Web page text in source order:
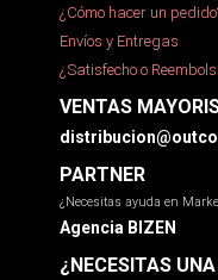
¿Cómo hacer un
Envíos y Entregas
¿Satisfecho o
VENTAS
PARTNER
¿Necesitas ayuda en
Agencia BIZEN
¿NECESITAS